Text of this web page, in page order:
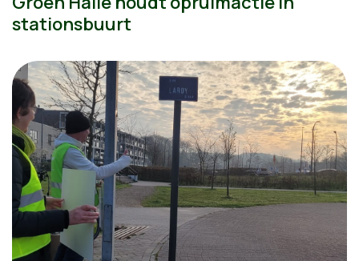
stationsbuurt